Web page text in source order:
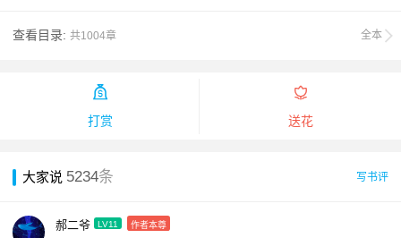
本王的血骨，本王便为你们母子夺了这鸣幽国的天下！” 小片段 隐卫：“王
“恩？” “王妃说，那些画作皆为作者.....绝笔......”
查看目录: 共1004章 全本

打赏

送花
大家说 5234条 写书评
郝二爷 LV11
作者本尊